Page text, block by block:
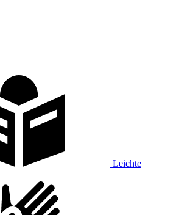
Leichte